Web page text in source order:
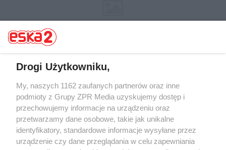
Żaden utwór zamieszczony w serwisie nie może być powielany i
rozpowszechniany lub dalej rozpowszechniany w jakikolwiek sposób (w
tym także elektroniczny lub mechaniczny) na jakimkolwiek polu
eksploatacji w jakiejkolwiek formie, włącznie z umieszczaniem w
Internecie bez pisemnej zgody właściciela praw. Jakiekolwiek użycie lub
wykorzystanie utworów w całości lub w części z naruszeniem prawa,
tzn. bez właściwej zgody, jest zabronione pod groźbą kary i może być
ścigane prawnie.
Drogi Użytkowniku,
My, naszych 1162 zaufanych partnerów oraz inne
podmioty z Grupy ZPR Media uzyskujemy dostęp i
przechowujemy informacje na urządzeniu oraz
przetwarzamy dane osobowe, takie jak unikalne
identyfikatory, standardowe informacje wysyłane przez
urządzenie czy dane przeglądania w celu zapewniania